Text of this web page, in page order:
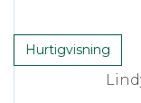
Hurtigvisning